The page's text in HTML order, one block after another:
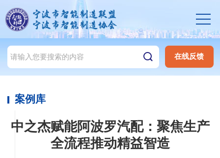
在线反馈
案例库
中之杰赋能阿波罗汽配：聚焦生产
全流程推动精益智造